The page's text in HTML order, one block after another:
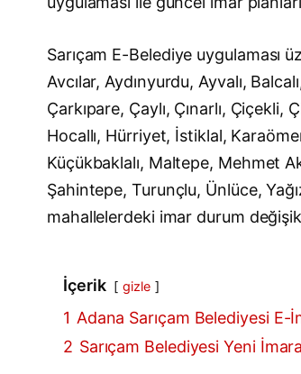
Sarıçam E-Belediye uygulaması
Avcılar, Aydınyurdu, Ayvalı,
Çarkıpare, Çaylı, Çınarlı,
Hocallı, Hürriyet, İstiklal,
Küçükbaklalı, Maltepe, Mehmet
Şahintepe, Turunçlu, Ünlüce,
mahallelerdeki imar durum
İçerik gizle
1 Adana Sarıçam Belediyesi E-
2 Sarıçam Belediyesi Yeni